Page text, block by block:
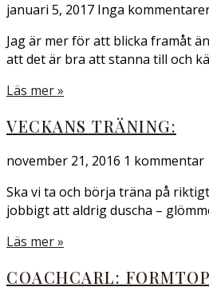
januari 5, 2017 Inga
Jag är mer för att blicka framåt
att det är bra att stanna till och
Läs mer »
VECKANS TRÄNING:
november 21, 2016 1 kommentar
Ska vi ta och börja träna på
jobbigt att aldrig duscha –
Läs mer »
COACHCARL: